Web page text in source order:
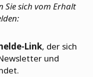
Sie sich vom Erhalt
Link, der sich
und